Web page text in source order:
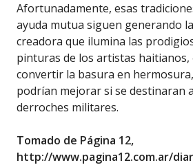
Afortunadamente, esas
ayuda mutua siguen generando
creadora que ilumina las
pinturas de los artistas haitianos,
convertir la basura en
podrían mejorar si se destinaran
derroches militares.
Tomado de Página 12,
http://www.pagina12.com.ar/